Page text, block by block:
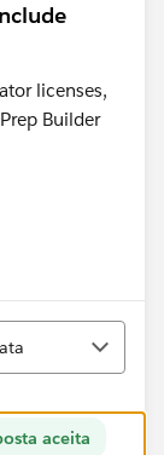
licenses,
Builder
aceita